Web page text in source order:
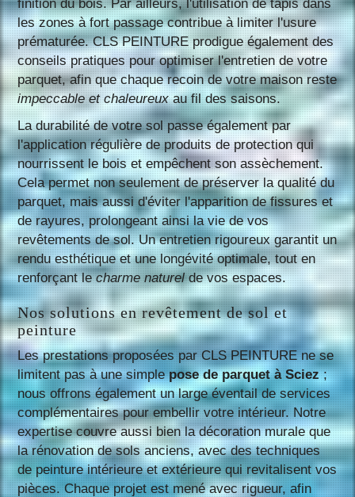
finition du bois. Par ailleurs, l'utilisation de tapis dans
les zones à fort passage contribue à limiter l'usure
prématurée. CLS PEINTURE prodigue également des
conseils pratiques pour optimiser l'entretien de votre
parquet, afin que chaque recoin de votre maison reste
impeccable et chaleureuxau fil des saisons.
La durabilité de votre sol passe également par
l'application régulière de produits de protection qui
nourrissent le bois et empêchent son assèchement.
Cela permet non seulement de préserver la qualité du
parquet, mais aussi d'éviter l'apparition de fissures et
de rayures, prolongeant ainsi la vie de vos
revêtements de sol. Un entretien rigoureux garantit un
rendu esthétique et une longévité optimale, tout en
renforçant lecharme naturelde vos espaces.
Nos solutions en revêtement de sol et
peinture
Les prestations proposées par CLS PEINTURE ne se
limitent pas à une simplepose de parquet à Sciez;
nous offrons également un large éventail de services
complémentaires pour embellir votre intérieur. Notre
expertise couvre aussi bien la décoration murale que
la rénovation de sols anciens, avec des techniques
de peinture intérieure et extérieure qui revitalisent vos
pièces. Chaque projet est mené avec rigueur, afin